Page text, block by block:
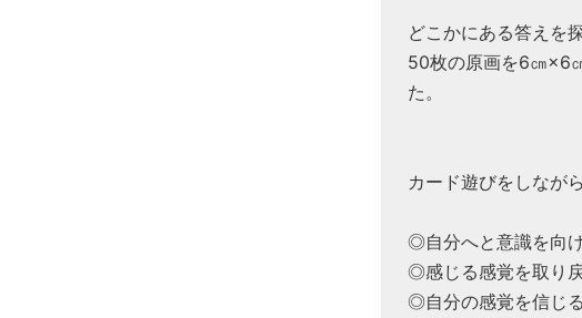
どこかにある答えを
50枚の原画を6㎝×6
た。
カード遊びをしながら
◎自分へと意識を向
◎感じる感覚を取り
◎自分の感覚を信じ